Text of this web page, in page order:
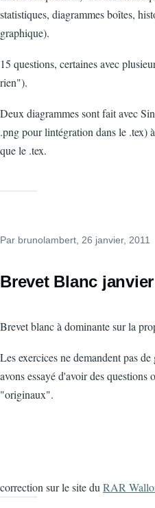
statistiques, diagrammes boîtes,
graphique).
15 questions, certaines avec
rien").
Deux diagrammes sont fait avec
.png pour lintégration dans le .tex)
que le .tex.
Par brunolambert, 26 janvier, 2011
Brevet Blanc janvier
Brevet blanc à dominante sur la
Les exercices ne demandent pas
avons essayé d'avoir des questions
"originaux".
correction sur le site du RAR